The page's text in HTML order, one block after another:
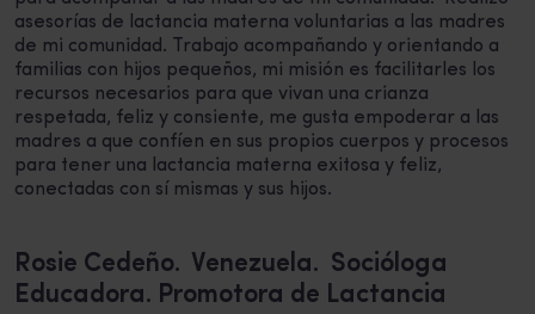
asesorías de lactancia materna voluntarias a las madres
de mi comunidad. Trabajo acompañando y orientando a
familias con hijos pequeños, mi misión es facilitarles los
recursos necesarios para que vivan una crianza
respetada, feliz y consiente, me gusta empoderar a las
madres a que confíen en sus propios cuerpos y procesos
para tener una lactancia materna exitosa y feliz,
conectadas con sí mismas y sus hijos.
Rosie Cedeño. Venezuela. Socióloga
Educadora. Promotora de Lactancia